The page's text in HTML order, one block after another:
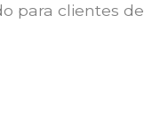
para clientes